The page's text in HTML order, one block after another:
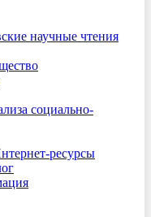
научные чтения
социально-
ресурсы